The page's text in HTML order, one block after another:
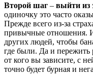
Второй шаг – выйти из
одиночку это часто
Прежде всего из-за
привычные отношения.
других людей, чтобы
где были. Да и
от кого вы зависите, с
точно будет бурная и